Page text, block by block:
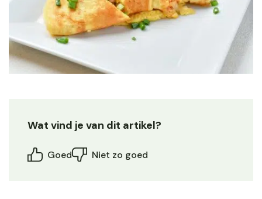
Wat vind je van dit artikel?
Goed Niet zo goed